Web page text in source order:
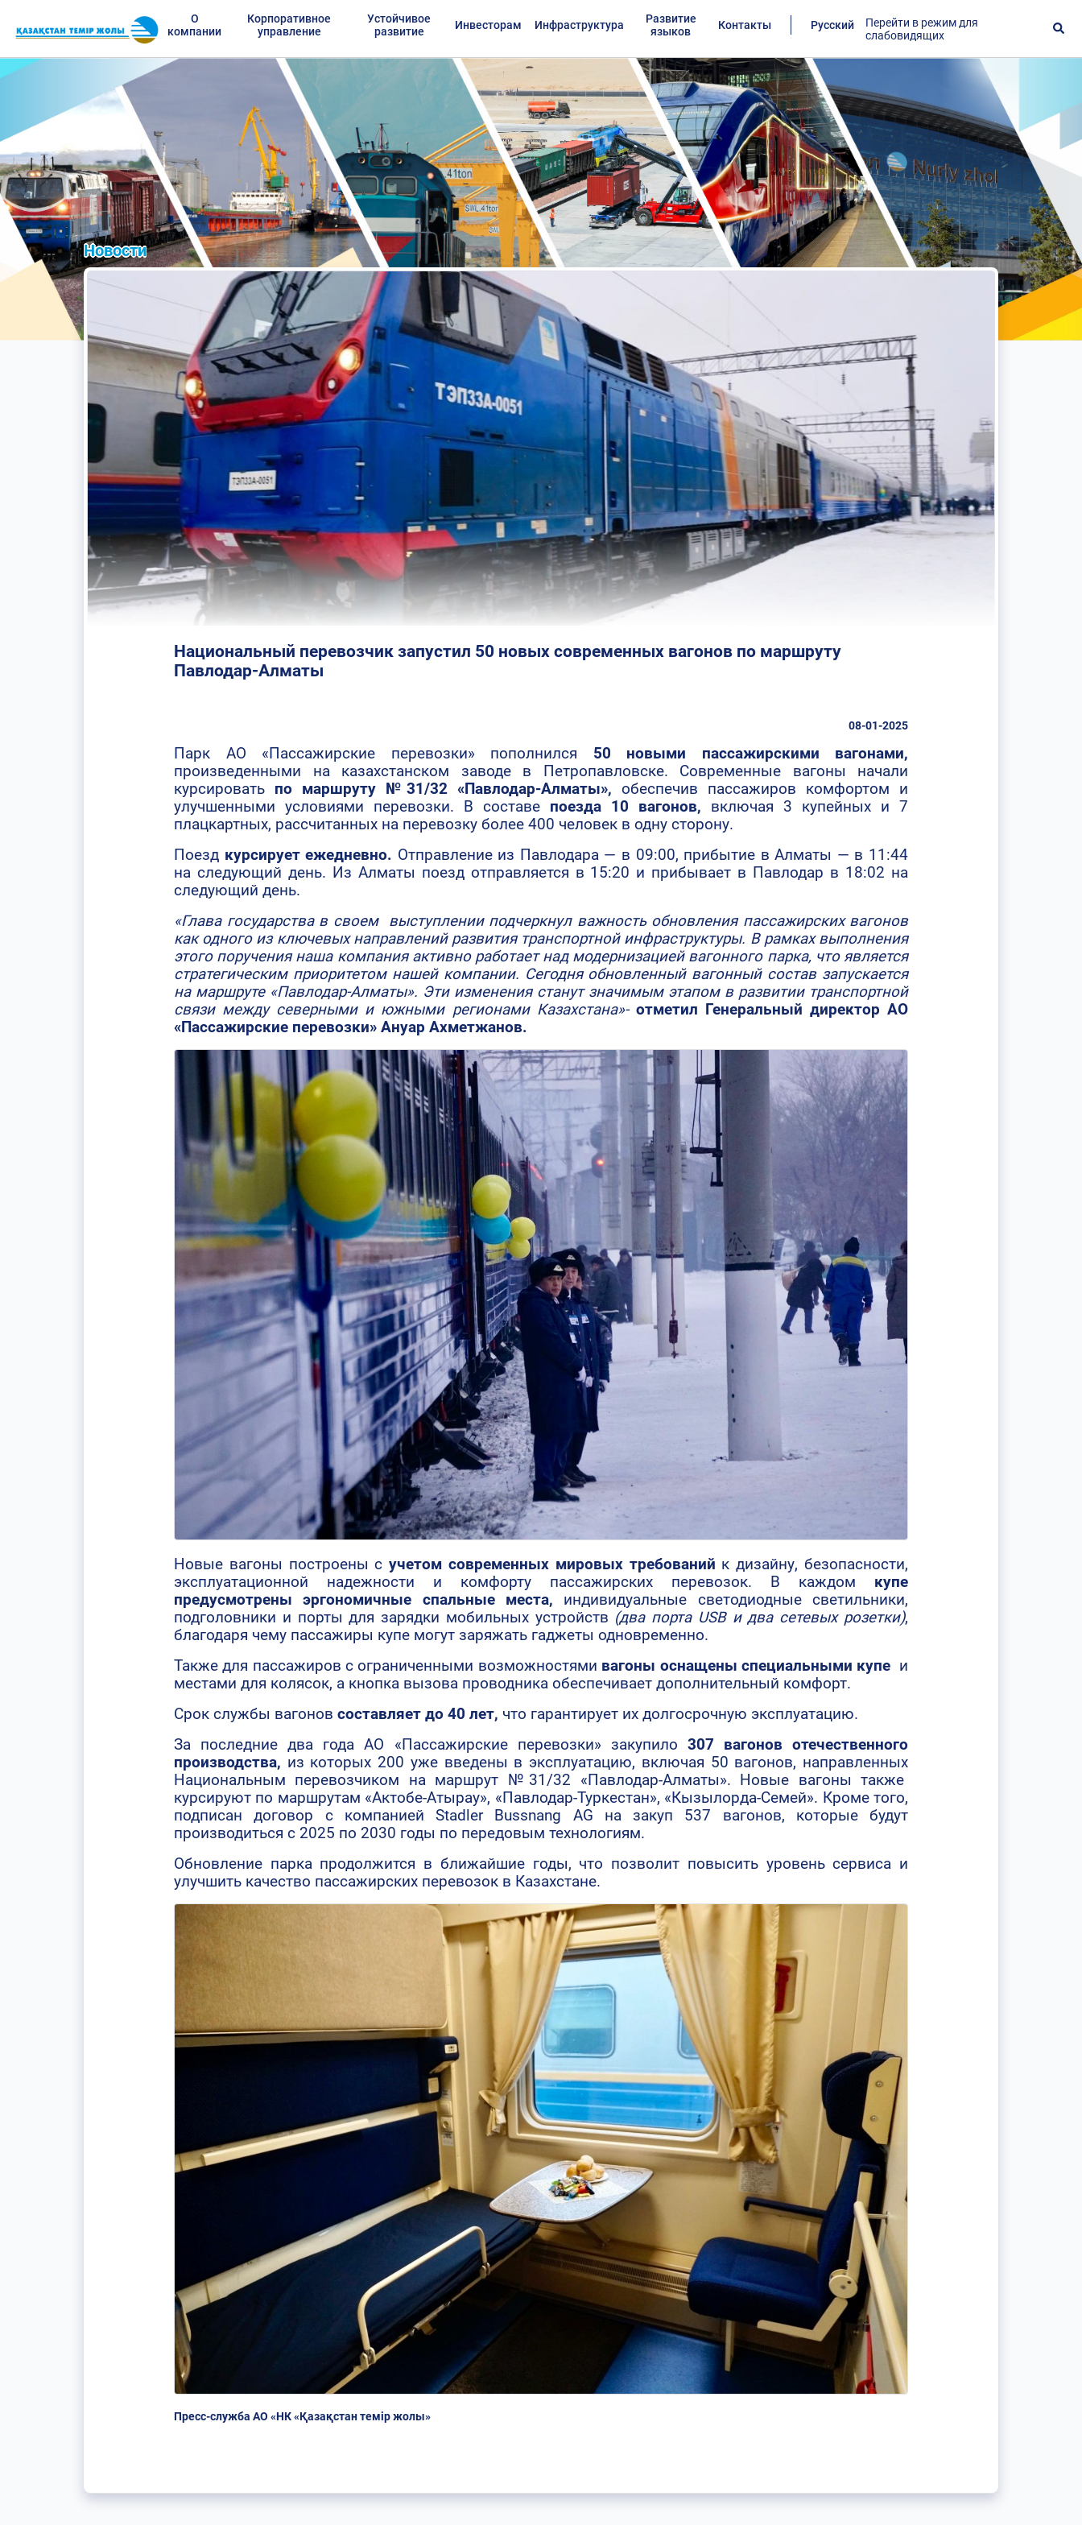
О
компании
Корпоративное
управление
Устойчивое
развитие
Инвесторам Инфраструктура
Развитие
языков
Контакты Русский
Перейти в режим для
слабовидящих
Новости
Национальный перевозчик запустил 50 новых современных вагонов по маршруту
Павлодар-Алматы
08-01-2025
Парк АО «Пассажирские перевозки» пополнился 50 новыми пассажирскими вагонами,
произведенными на казахстанском заводе в Петропавловске. Современные вагоны начали
курсировать по маршруту №31/32 «Павлодар-Алматы», обеспечив пассажиров комфортом и
улучшенными условиями перевозки. В составе поезда 10 вагонов, включая 3 купейных и 7
плацкартных, рассчитанных на перевозку более 400 человек в одну сторону.
Поезд курсирует ежедневно. Отправление из Павлодара — в 09:00, прибытие в Алматы — в 11:44
на следующий день. Из Алматы поезд отправляется в 15:20 и прибывает в Павлодар в 18:02 на
следующий день.
«Глава государства в своем выступлении подчеркнул важность обновления пассажирских вагонов
как одного из ключевых направлений развития транспортной инфраструктуры. В рамках выполнения
этого поручения наша компания активно работает над модернизацией вагонного парка, что является
стратегическим приоритетом нашей компании. Сегодня обновленный вагонный состав запускается
на маршруте «Павлодар-Алматы». Эти изменения станут значимым этапом в развитии транспортной
связи между северными и южными регионами Казахстана»- отметил Генеральный директор АО
«Пассажирские перевозки» Ануар Ахметжанов.
Новые вагоны построены сучетом современных мировых требований к дизайну, безопасности,
эксплуатационной надежности и комфорту пассажирских перевозок. В каждом купе
предусмотрены эргономичные спальные места, индивидуальные светодиодные светильники,
подголовники и порты для зарядки мобильных устройств (два порта USB и два сетевых розетки),
благодаря чему пассажиры купе могут заряжать гаджеты одновременно.
Также для пассажиров с ограниченными возможностями вагоны оснащены специальными купе и
местами для колясок, а кнопка вызова проводника обеспечивает дополнительный комфорт.
Срок службы вагонов составляет до 40 лет, что гарантирует их долгосрочную эксплуатацию.
За последние два года АО «Пассажирские перевозки» закупило 307 вагонов отечественного
производства, из которых 200 уже введены в эксплуатацию, включая 50 вагонов, направленных
Национальным перевозчиком на маршрут №31/32 «Павлодар-Алматы». Новые вагоны также
курсируют по маршрутам «Актобе-Атырау», «Павлодар-Туркестан», «Кызылорда-Семей». Кроме того,
подписан договор с компанией Stadler Bussnang AG на закуп 537 вагонов, которые будут
производиться с 2025 по 2030 годы по передовым технологиям.
Обновление парка продолжится в ближайшие годы, что позволит повысить уровень сервиса и
улучшить качество пассажирских перевозок в Казахстане.
Пресс-служба АО «НК «Қазақстан темір жолы»